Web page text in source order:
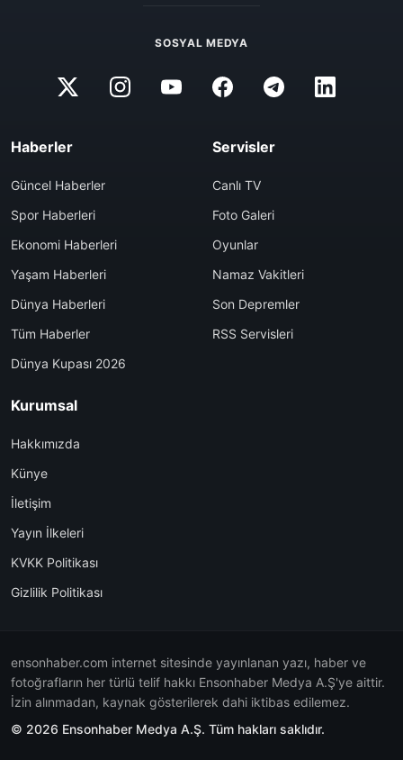
SOSYAL MEDYA
Haberler
Güncel Haberler
Spor Haberleri
Ekonomi Haberleri
Yaşam Haberleri
Dünya Haberleri
Tüm Haberler
Dünya Kupası 2026
Servisler
Canlı TV
Foto Galeri
Oyunlar
Namaz Vakitleri
Son Depremler
RSS Servisleri
Kurumsal
Hakkımızda
Künye
İletişim
Yayın İlkeleri
KVKK Politikası
Gizlilik Politikası
ensonhaber.com internet sitesinde yayınlanan yazı, haber ve
fotoğrafların her türlü telif hakkı Ensonhaber Medya A.Ş'ye aittir.
İzin alınmadan, kaynak gösterilerek dahi iktibas edilemez.
© 2026 Ensonhaber Medya A.Ş. Tüm hakları saklıdır.